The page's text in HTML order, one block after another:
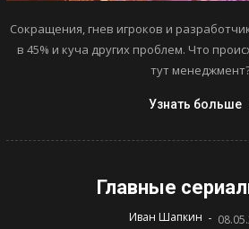
Сокращения, гнев игроков и
в 45% и куча других проблем. Что
тут
Узнать больше
Главные
Иван Шапкин -